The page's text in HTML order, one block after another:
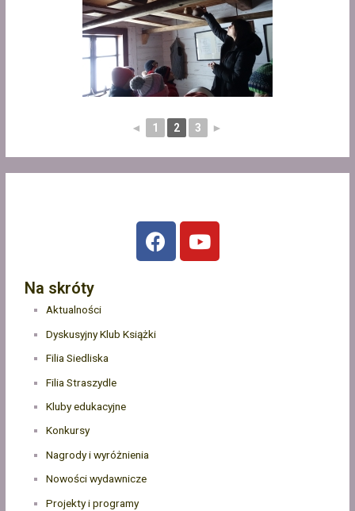
◄ 1 2 3 ►
Na skróty
Aktualności
Dyskusyjny Klub Książki
Filia Siedliska
Filia Straszydle
Kluby edukacyjne
Konkursy
Nagrody i wyróżnienia
Nowości wydawnicze
Projekty i programy